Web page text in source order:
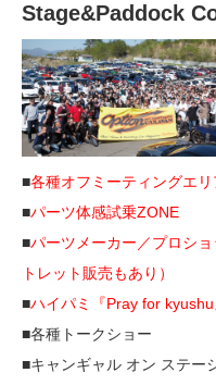
Stage&Paddock
■各種オフミーティングエリ
■パーツ体感試乗ZONE
■パーツメーカー／プロシ
トレット販売もあり）
■ハイパミ『Pray for
■各種トークショー
■キャンギャル オン ステー